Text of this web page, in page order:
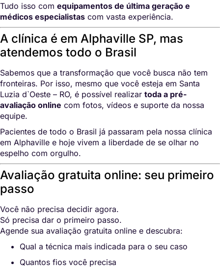
Tudo isso com equipamentos de última geração e
médicos especialistas com vasta experiência.
A clínica é em Alphaville SP, mas
atendemos todo o Brasil
Sabemos que a transformação que você busca não tem
fronteiras. Por isso, mesmo que você esteja em Santa
Luzia d`Oeste – RO, é possível realizar toda a pré-
avaliação online com fotos, vídeos e suporte da nossa
equipe.
Pacientes de todo o Brasil já passaram pela nossa clínica
em Alphaville e hoje vivem a liberdade de se olhar no
espelho com orgulho.
Avaliação gratuita online: seu primeiro
passo
Você não precisa decidir agora.
Só precisa dar o primeiro passo.
Agende sua avaliação gratuita online e descubra:
Qual a técnica mais indicada para o seu caso
Quantos fios você precisa